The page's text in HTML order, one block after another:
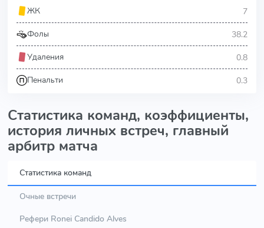
ЖК
7
Фолы 38.2
Удаления 0.8
Пенальти 0.3
Статистика команд, коэффициенты,
история личных встреч, главный
арбитр матча
Статистика команд
Очные встречи
Рефери Ronei Candido Alves